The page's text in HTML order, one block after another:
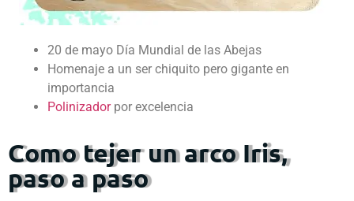
20 de mayo Día Mundial de las Abejas
Homenaje a un ser chiquito pero gigante en
importancia
Polinizadorpor excelencia
Como tejer un arco Iris,
paso a paso